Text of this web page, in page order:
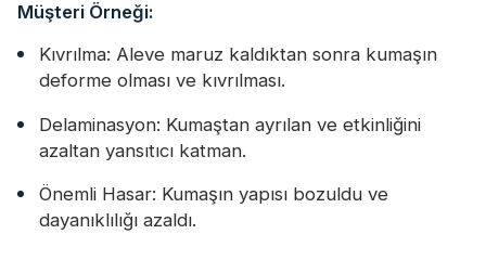
Müşteri Örneği:
Kıvrılma: Aleve maruz kaldıktan sonra kumaşın
deforme olması ve kıvrılması.
Delaminasyon: Kumaştan ayrılan ve etkinliğini
azaltan yansıtıcı katman.
Önemli Hasar: Kumaşın yapısı bozuldu ve
dayanıklılığı azaldı.